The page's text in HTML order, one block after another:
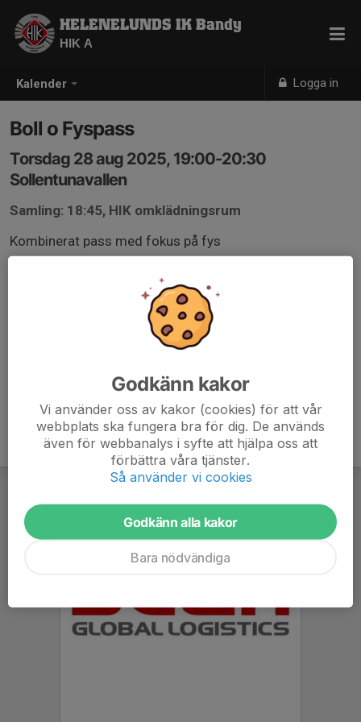
Kalender Logga in
HELENELUNDS IK Bandy
HIK A
Boll o Fyspass
Torsdag 28 aug 2025, 19:00-20:30
Sollentunavallen
Samling: 18:45, HIK omklädningsrum
Kombinerat pass med fokus på fys
Godkänn kakor
Vi använder oss av kakor (cookies) för att vår
webbplats ska fungera bra för dig. De används
även för webbanalys i syfte att hjälpa oss att
förbättra våra tjänster.
Så använder vi cookies
Godkänn alla kakor
Bara nödvändiga